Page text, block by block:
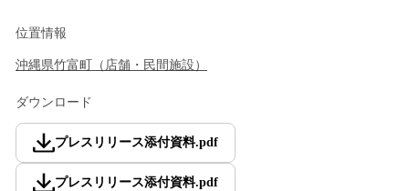
位置情報
沖縄県竹富町 （ 店舗・民間施設 ）
ダウンロード
プレスリリース添付資料.pdf
プレスリリース添付資料.pdf